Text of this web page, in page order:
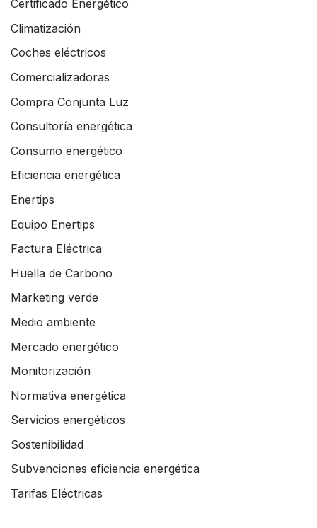
Certificado Energético
Climatización
Coches eléctricos
Comercializadoras
Compra Conjunta Luz
Consultoría energética
Consumo energético
Eficiencia energética
Enertips
Equipo Enertips
Factura Eléctrica
Huella de Carbono
Marketing verde
Medio ambiente
Mercado energético
Monitorización
Normativa energética
Servicios energéticos
Sostenibilidad
Subvenciones eficiencia energética
Tarifas Eléctricas